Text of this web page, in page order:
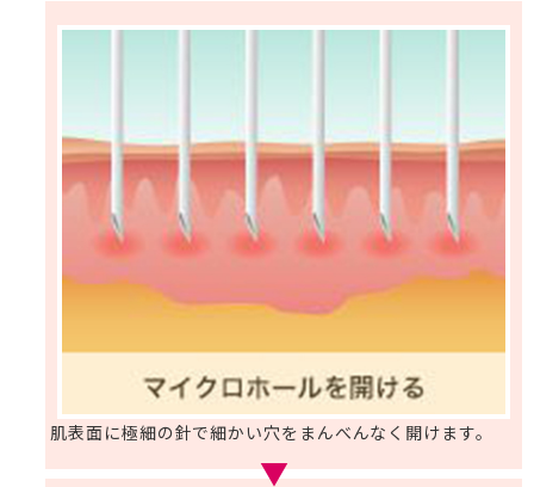
肌表面に極細の針で細かい穴をまんべんなく開けます。